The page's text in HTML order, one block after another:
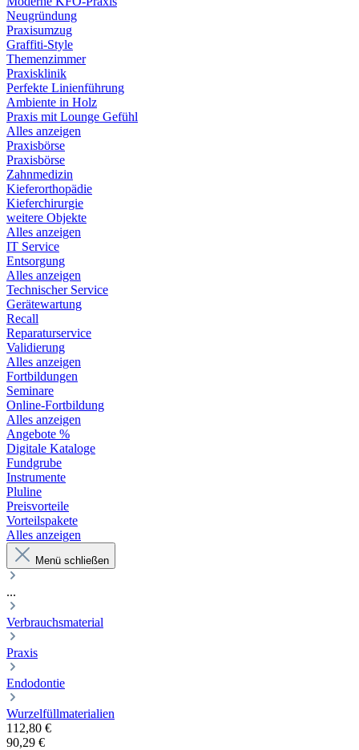
Neugründung
Praxisumzug
Graffiti-Style
Themenzimmer
Praxisklinik
Perfekte Linienführung
Ambiente in Holz
Praxis mit Lounge Gefühl
Alles anzeigen
Praxisbörse
Praxisbörse
Zahnmedizin
Kieferorthopädie
Kieferchirurgie
weitere Objekte
Alles anzeigen
IT Service
Entsorgung
Alles anzeigen
Technischer Service
Gerätewartung
Recall
Reparaturservice
Validierung
Alles anzeigen
Fortbildungen
Seminare
Online-Fortbildung
Alles anzeigen
Angebote %
Digitale Kataloge
Fundgrube
Instrumente
Pluline
Preisvorteile
Vorteilspakete
Alles anzeigen
Menü schließen
...
Verbrauchsmaterial
Praxis
Endodontie
Wurzelfüllmaterialien
112,80 €
90,29 €